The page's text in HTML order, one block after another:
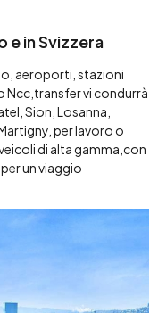
e in Svizzera
aeroporti, stazioni
Ncc,transfer vi condurrà
Sion, Losanna,
per lavoro o
di alta gamma,con
un viaggio